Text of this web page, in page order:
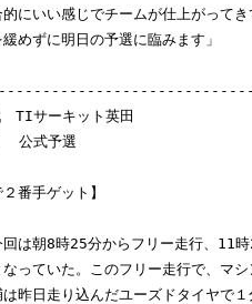
にいい感じでチームが仕上がってき
緩めずに明日の予選に臨みます
ーキット英田
予選
ゲット】
は朝8時25分からフリー走行、11
っていた。このフリー走行で、マシ
昨日走り込んだユーズドタイヤで１